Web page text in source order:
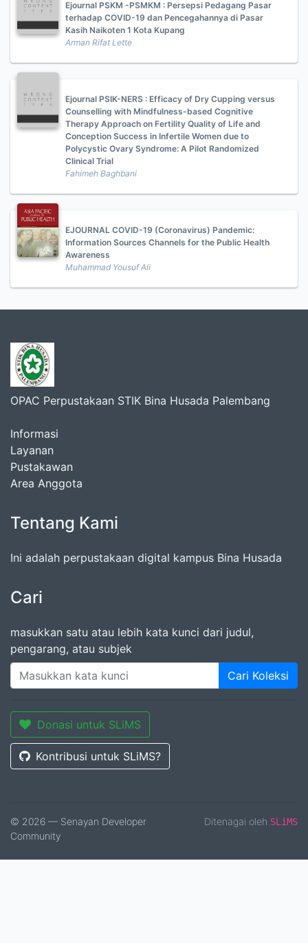
Ejournal PSKM -PSMKM : Persepsi Pedagang Pasar
terhadap COVID-19 dan Pencegahannya di Pasar
Kasih Naikoten 1 Kota Kupang
Arman Rifat Lette
Ejournal PSIK-NERS : Efficacy of Dry Cupping versus
Counselling with Mindfulness-based Cognitive
Therapy Approach on Fertility Quality of Life and
Conception Success in Infertile Women due to
Polycystic Ovary Syndrome: A Pilot Randomized
Clinical Trial
Fahimeh Baghbani
EJOURNAL COVID-19 (Coronavirus) Pandemic:
Information Sources Channels for the Public Health
Awareness
Muhammad Yousuf Ali
OPAC Perpustakaan STIK Bina Husada Palembang
Informasi
Layanan
Pustakawan
Area Anggota
Tentang Kami
Ini adalah perpustakaan digital kampus Bina Husada
Cari
masukkan satu atau lebih kata kunci dari judul,
pengarang, atau subjek
Cari Koleksi
Donasi untuk SLiMS
Kontribusi untuk SLiMS?
© 2026 — Senayan Developer
Community
Ditenagai oleh SLiMS